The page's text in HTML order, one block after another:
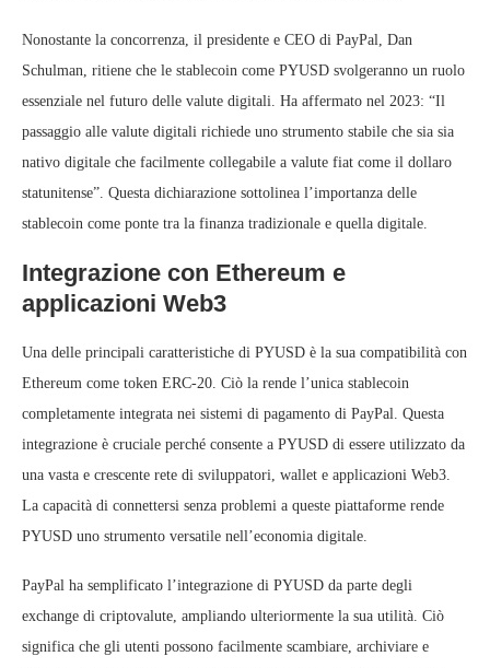
Nonostante la concorrenza, il presidente e CEO di PayPal, Dan
Schulman, ritiene che le stablecoin come PYUSD svolgeranno un ruolo
essenziale nel futuro delle valute digitali. Ha affermato nel 2023: “Il
passaggio alle valute digitali richiede uno strumento stabile che sia sia
nativo digitale che facilmente collegabile a valute fiat come il dollaro
statunitense”. Questa dichiarazione sottolinea l’importanza delle
stablecoin come ponte tra la finanza tradizionale e quella digitale.
Integrazione con Ethereum e
applicazioni Web3
Una delle principali caratteristiche di PYUSD è la sua compatibilità con
Ethereum come token ERC-20. Ciò la rende l’unica stablecoin
completamente integrata nei sistemi di pagamento di PayPal. Questa
integrazione è cruciale perché consente a PYUSD di essere utilizzato da
una vasta e crescente rete di sviluppatori, wallet e applicazioni Web3.
La capacità di connettersi senza problemi a queste piattaforme rende
PYUSD uno strumento versatile nell’economia digitale.
PayPal ha semplificato l’integrazione di PYUSD da parte degli
exchange di criptovalute, ampliando ulteriormente la sua utilità. Ciò
significa che gli utenti possono facilmente scambiare, archiviare e